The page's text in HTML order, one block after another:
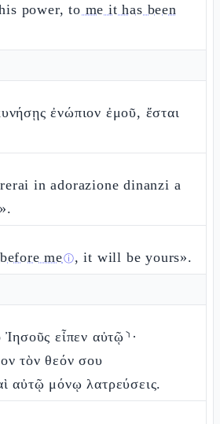
power,to me it has been
ἐνώπιον ἐμοῦ, ἔσται
in adorazione dinanzi a
meⓘ, it will be yours».
Ἰησοῦς εἶπεν αὐτῷ⸃·
τὸν θεόν σου
αὐτῷ μόνῳ λατρεύσεις.